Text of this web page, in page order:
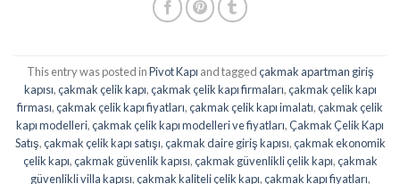
This entry was posted inPivot Kapı and taggedçakmak apartman giriş
kapısı,çakmak çelik kapı,çakmak çelik kapı firmaları,çakmak çelik kapı
firması,çakmak çelik kapı fiyatları,çakmak çelik kapı imalatı,çakmak çelik
kapı modelleri,çakmak çelik kapı modelleri ve fiyatları,Çakmak Çelik Kapı
Satış,çakmak çelik kapı satışı,çakmak daire giriş kapısı,çakmak ekonomik
çelik kapı,çakmak güvenlik kapısı,çakmak güvenlikli çelik kapı,çakmak
güvenlikli villa kapısı,çakmak kaliteli çelik kapı,çakmak kapı fiyatları,